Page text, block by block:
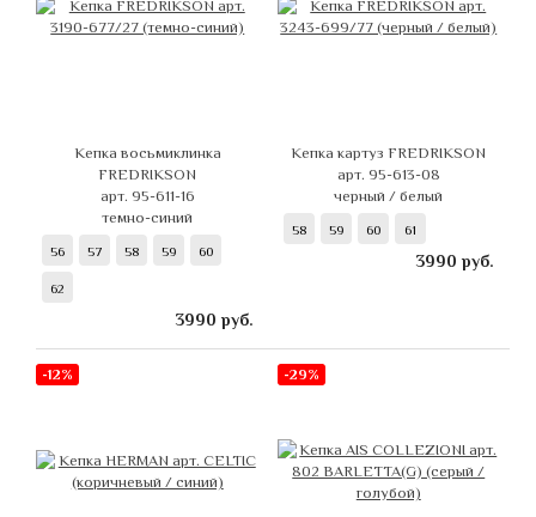
Кепка восьмиклинка
FREDRIKSON
арт. 95-611-16
темно-синий
56 57 58 59 60
62
3990 руб.
Кепка картуз FREDRIKSON
арт. 95-613-08
черный / белый
58 59 60 61
3990 руб.
-12% -29%